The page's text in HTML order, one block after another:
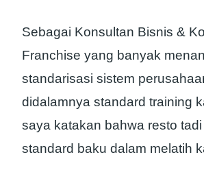
Sebagai Konsultan Bisnis &
Franchise yang banyak
standarisasi sistem
didalamnya standard training
saya katakan bahwa resto
standard baku dalam melatih